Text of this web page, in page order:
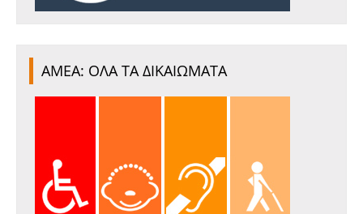
ΑΜΕΑ: ΟΛΑ ΤΑ ΔΙΚΑΙΩΜΑΤΑ